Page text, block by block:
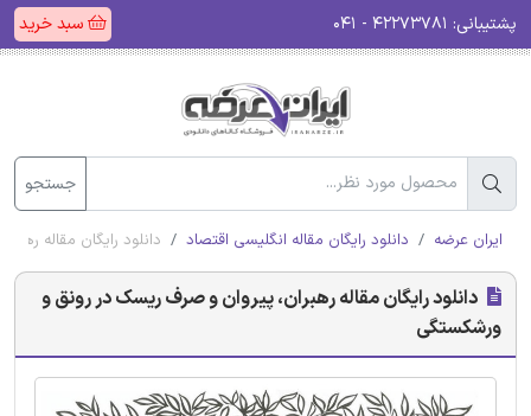
پشتیبانی: سبد خرید
جستجو
ایران عرضه دانلود رایگان مقاله انگلیسی اقتصاد دانلود رایگان مقاله
دانلود رایگان مقاله رهبران، پیروان و صرف ریسک در رونق و
ورشکستگی